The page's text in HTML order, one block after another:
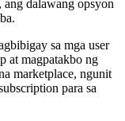
ang dalawang opsyon
sa mga user
at magpatakbo ng
marketplace, ngunit
para sa